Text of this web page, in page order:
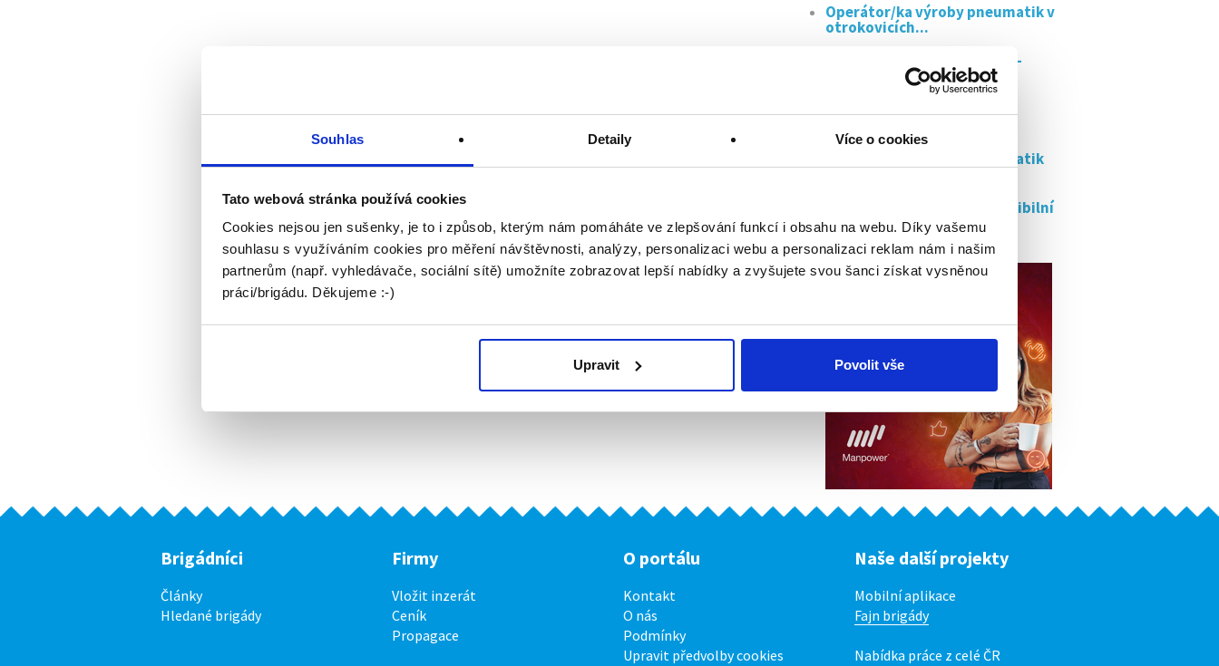
Souhlas Detaily Více o cookies
Tato webová stránka používá cookies
Cookies nejsou jen sušenky, je to i způsob, kterým nám pomáháte ve zlepšování funkcí i obsahu na webu. Díky vašemu
souhlasu s využíváním cookies pro měření návštěvnosti, analýzy, personalizaci webu a personalizaci reklam nám i našim
partnerům (např. vyhledávače, sociální sítě) umožníte zobrazovat lepší nabídky a zvyšujete svou šanci získat vysněnou
práci/brigádu. Děkujeme :-)
Upravit Povolit vše
Operátor/ka výroby pneumatik v
otrokovicích...
Vedoucí prodejny skechers –
zlaté jablko...
Operátor výroby m/ž –
Operátor/ka výroby pneumatik
ve zlíně |...
Lektor/lektorka (ozp) – flexibilní
práce s...
Brigádníci
Články
Hledané brigády
Firmy
Vložit inzerát
Ceník
Propagace
O portálu
Kontakt
O nás
Podmínky
Upravit předvolby cookies
Naše další projekty
Mobilní aplikace
Fajn brigády
Nabídka práce z celé ČR